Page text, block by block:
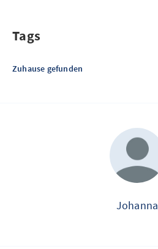
Tags
Zuhause gefunden
Johanna